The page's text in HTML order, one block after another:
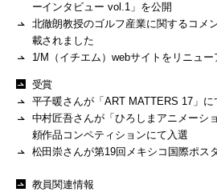
ーインタビュー vol.1」を公開
北徹朗教授のゴルフ産業に関するコメ
載されました
1/M（イチエム）webサイトをリニュー
受賞
平子暖さんが「ART MATTERS 17」
中村匠吾さんが「ひろしまアニメーシ
頼作品コンペティションにて入選
松田崇さんが第19回メキシコ国際ポス
教員関連情報